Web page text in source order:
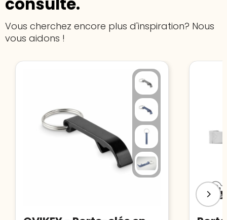
Vous cherchez encore plus d'inspiration? Nous
vous aidons !